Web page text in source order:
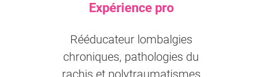
Expérience pro
Rééducateur lombalgies
chroniques, pathologies du
rachis et polytraumatismes